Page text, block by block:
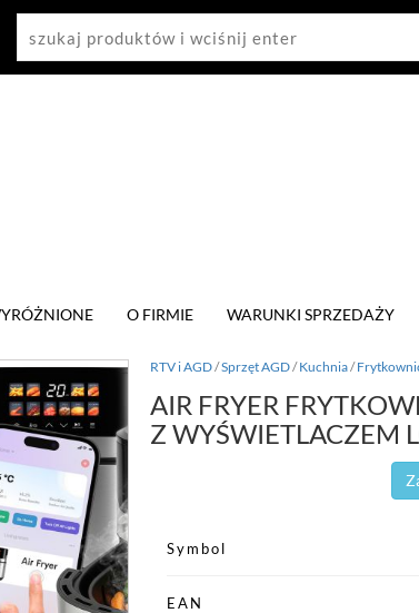
O FIRMIE WARUNKI SPRZEDAŻY
RTV i AGD/Sprzęt AGD/Kuchnia/
AIR FRYER
Z WYŚWIETLACZEM
Symbol
EAN